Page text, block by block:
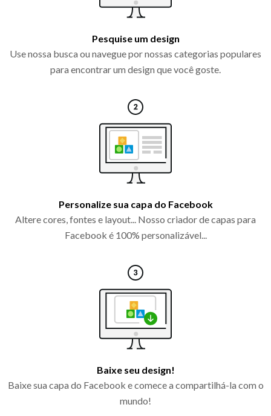
Pesquise um design
Use nossa busca ou navegue por nossas categorias populares
para encontrar um design que você goste.
Personalize sua capa do Facebook
Altere cores, fontes e layout... Nosso criador de capas para
Facebook é 100% personalizável...
Baixe seu design!
Baixe sua capa do Facebook e comece a compartilhá-la com o
mundo!